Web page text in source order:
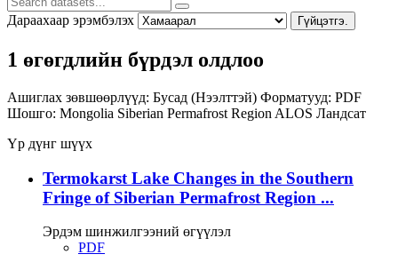
Дараахаар эрэмбэлэх Гүйцэтгэ.
1 өгөгдлийн бүрдэл олдлоо
Ашиглах зөвшөөрлүүд: Бусад (Нээлттэй) Форматууд: PDF
Шошго: Mongolia Siberian Permafrost Region ALOS Ландсат
Үр дүнг шүүх
Termokarst Lake Changes in the Southern
Fringe of Siberian Permafrost Region ...
Эрдэм шинжилгээний өгүүлэл
PDF